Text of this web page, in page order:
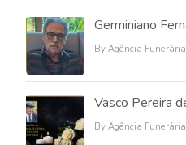
Germiniano
By Agência
Vasco Pereira
By Agência